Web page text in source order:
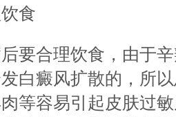
食
合理饮食，由于辛
白癜风扩散的，所
等容易引起皮肤过